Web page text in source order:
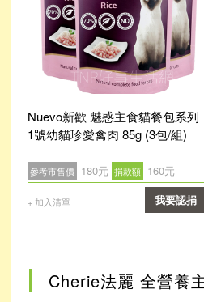
Nuevo新歡 魅惑主食貓餐包系列
1號幼貓珍愛禽肉 85g (3包/組)
參考市售價 180元 捐款額 160元
+ 加入清單 我要認捐
Cherie法麗 全營養